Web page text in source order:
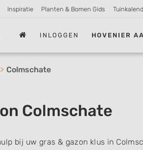
Inspiratie Planten & Bomen Gids
INLOGGEN HOVENIER
Colmschate
Colmschate
bij uw gras & gazon klus in